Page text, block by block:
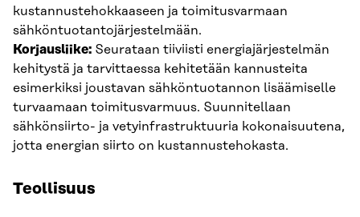
kustannustehokkaaseen ja toimitusvarmaan
sähköntuotantojärjestelmään.
Korjausliike: Seurataan tiiviisti energiajärjestelmän
kehitystä ja tarvittaessa kehitetään kannusteita
esimerkiksi joustavan sähköntuotannon lisäämiselle
turvaamaan toimitusvarmuus. Suunnitellaan
sähkönsiirto- ja vetyinfrastruktuuria kokonaisuutena,
jotta energian siirto on kustannustehokasta.
Teollisuus